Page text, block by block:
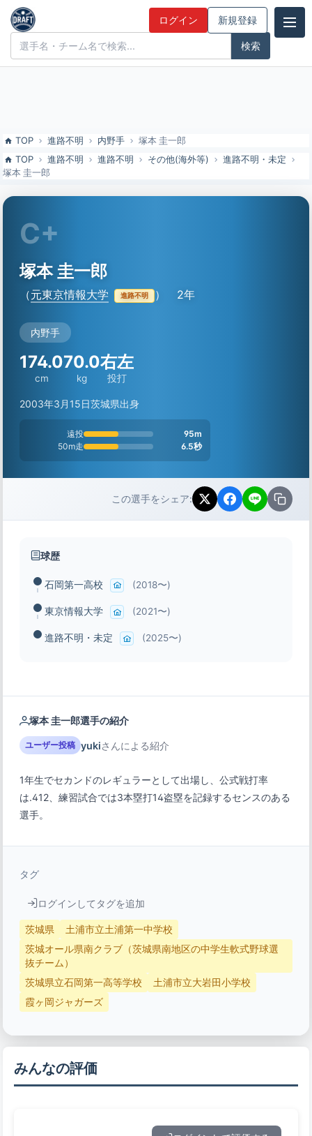
塚本 圭一郎（元東京情報大）の特徴とドラフト評価 | ドラフト候補と
みんなの評価
ドラフト候補とみんなの評価 ログイン 新規登録
TOP 進路不明 内野手
塚本 圭一郎
TOP
進路不明 進路不明 その他(海外等)
進路不明・未定
塚本 圭一郎
C+
塚本 圭一郎
（元東京情報大学 進路不明 ） 2年
内野手
174.0
cm
70.0
kg
右左
投打
2003年3月15日茨城県出身
遠投
95m
50m走
6.5秒
この選手をシェア:
球歴
石岡第一高校 (2018〜)
東京情報大学 (2021〜)
進路不明・未定 (2025〜)
塚本 圭一郎選手の紹介
ユーザー投稿 yukiさんによる紹介
1年生でセカンドのレギュラーとして出場し、公式戦打率
は.412、練習試合では3本塁打14盗塁を記録するセンスのある
選手。
タグ
ログインしてタグを追加
茨城県
土浦市立土浦第一中学校
茨城オール県南クラブ（茨城県南地区の中学生軟式野球選
抜チーム）
茨城県立石岡第一高等学校
土浦市立大岩田小学校
霞ヶ岡ジャガーズ
みんなの評価